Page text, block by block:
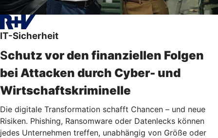
IT-Sicherheit
Schutz vor den finanziellen Folgen
bei Attacken durch Cyber- und
Wirtschaftskriminelle
Die digitale Transformation schafft Chancen – und neue
Risiken. Phishing, Ransomware oder Datenlecks können
jedes Unternehmen treffen, unabhängig von Größe oder